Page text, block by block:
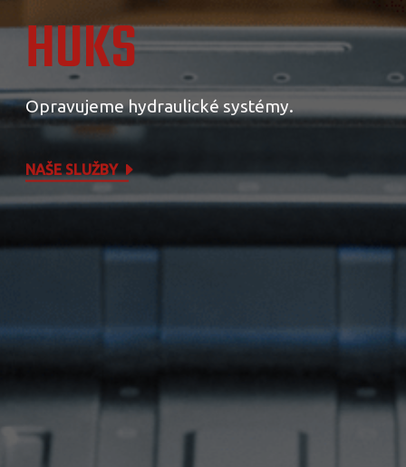
HUKS
Opravujeme hydraulické systémy.
NAŠE SLUŽBY